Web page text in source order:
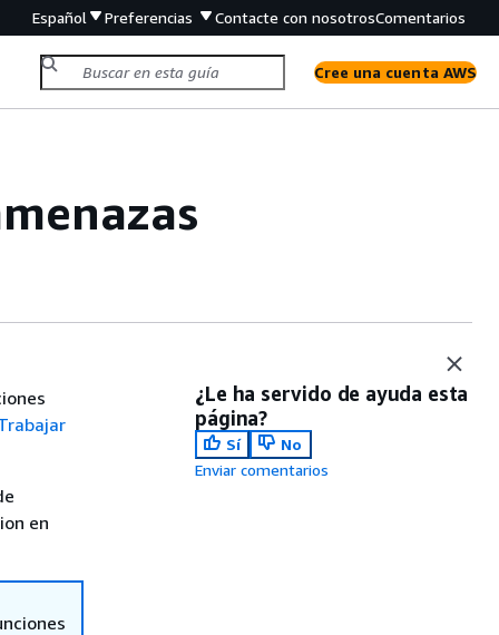
Español Preferencias Contacte con nosotrosComentarios
Cree una cuenta AWS
en
¿Le ha servido de ayuda esta
página?
Sí
No
Enviar comentarios